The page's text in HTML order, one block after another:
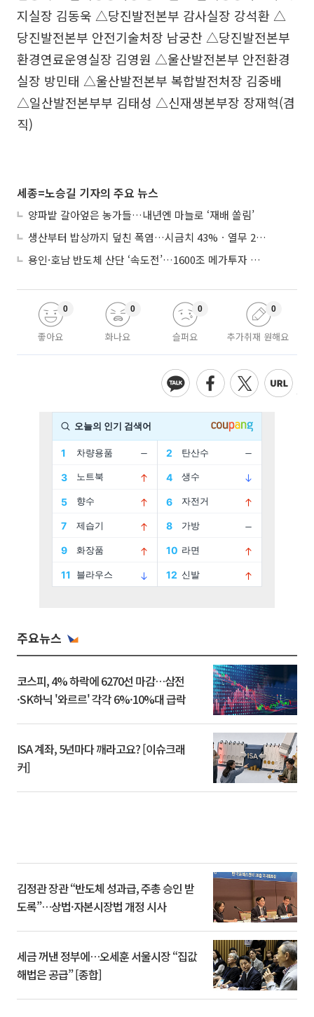
지실장 김동욱 △당진발전본부 감사실장 강석환 △
당진발전본부 안전기술처장 남궁찬 △당진발전본부
환경연료운영실장 김영원 △울산발전본부 안전환경
실장 방민태 △울산발전본부 복합발전처장 김중배
△일산발전본부부 김태성 △신재생본부장 장재혁(겸
직)
세종=노승길 기자의 주요 뉴스
양파밭 갈아엎은 농가들…내년엔 마늘로 ‘재배 쏠림’
생산부터 밥상까지 덮친 폭염…시금치 43%ㆍ열무 28% 급등
용인·호남 반도체 산단 ‘속도전’…1600조 메가투자 이행 총력
좋아요
0
화나요
0
슬퍼요
0
추가취재 원해요
0
주요뉴스
코스피, 4% 하락에 6270선 마감…삼전
·SK하닉 '와르르' 각각 6%·10%대 급락
ISA 계좌, 5년마다 깨라고요? [이슈크래
커]
김정관 장관 “반도체 성과급, 주총 승인 받
도록”…상법·자본시장법 개정 시사
세금 꺼낸 정부에…오세훈 서울시장 “집값
해법은 공급” [종합]